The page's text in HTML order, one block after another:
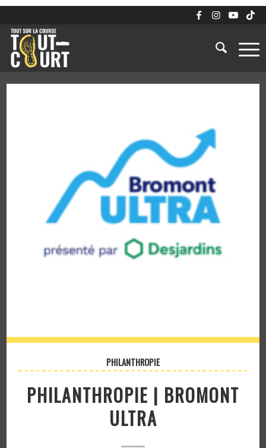
PHILANTHROPIE
PHILANTHROPIE | BROMONT
ULTRA